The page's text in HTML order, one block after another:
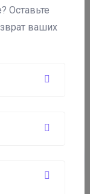
Оставьте
ваших